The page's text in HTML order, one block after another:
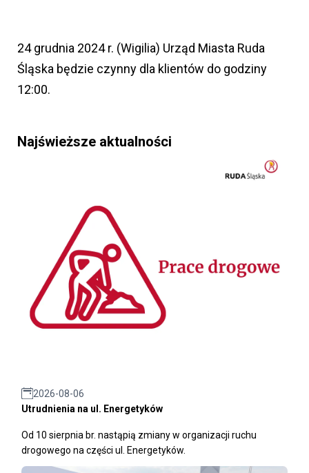
24 grudnia 2024 r. (Wigilia) Urząd Miasta Ruda
Śląska będzie czynny dla klientów do godziny
12:00.
Najświeższe aktualności
2026-08-06
Utrudnienia na ul. Energetyków
Od 10 sierpnia br. nastąpią zmiany w organizacji ruchu
drogowego na części ul. Energetyków.